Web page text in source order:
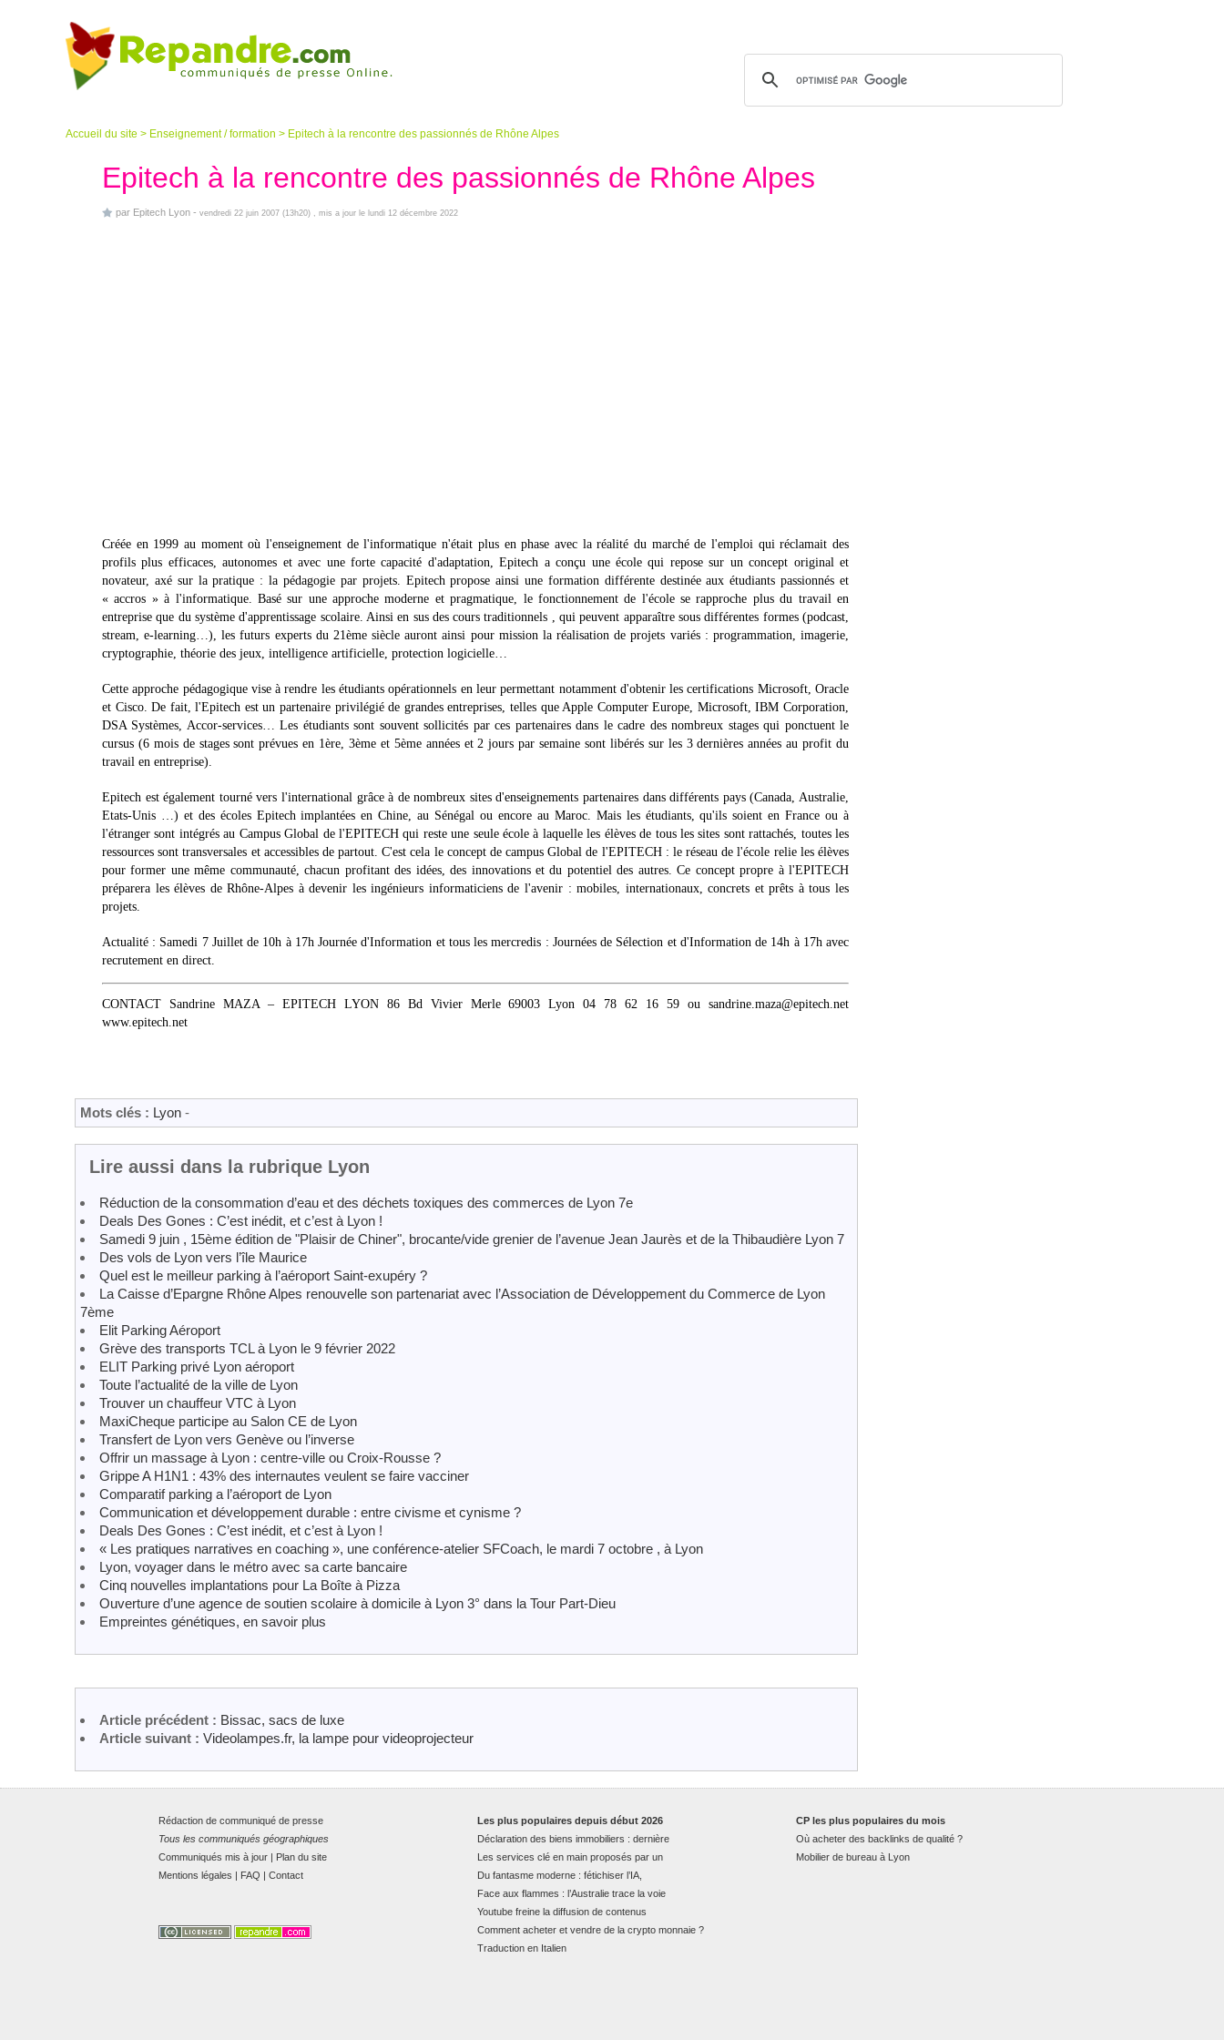
Accueil du site > Enseignement / formation > Epitech à la rencontre des passionnés de Rhône Alpes
Epitech à la rencontre des passionnés de Rhône Alpes
par Epitech Lyon - vendredi 22 juin 2007 (13h20) , mis a jour le lundi 12 décembre 2022
Créée en 1999 au moment où l'enseignement de l'informatique n'était plus en phase avec la réalité du marché de l'emploi qui réclamait des
profils plus efficaces, autonomes et avec une forte capacité d'adaptation, Epitech a conçu une école qui repose sur un concept original et
novateur, axé sur la pratique : la pédagogie par projets. Epitech propose ainsi une formation différente destinée aux étudiants passionnés et
« accros » à l'informatique. Basé sur une approche moderne et pragmatique, le fonctionnement de l'école se rapproche plus du travail en
entreprise que du système d'apprentissage scolaire. Ainsi en sus des cours traditionnels , qui peuvent apparaître sous différentes formes (podcast,
stream, e-learning…), les futurs experts du 21ème siècle auront ainsi pour mission la réalisation de projets variés : programmation, imagerie,
cryptographie, théorie des jeux, intelligence artificielle, protection logicielle…
Cette approche pédagogique vise à rendre les étudiants opérationnels en leur permettant notamment d'obtenir les certifications Microsoft, Oracle
et Cisco. De fait, l'Epitech est un partenaire privilégié de grandes entreprises, telles que Apple Computer Europe, Microsoft, IBM Corporation,
DSA Systèmes, Accor-services… Les étudiants sont souvent sollicités par ces partenaires dans le cadre des nombreux stages qui ponctuent le
cursus (6 mois de stages sont prévues en 1ère, 3ème et 5ème années et 2 jours par semaine sont libérés sur les 3 dernières années au profit du
travail en entreprise).
Epitech est également tourné vers l'international grâce à de nombreux sites d'enseignements partenaires dans différents pays (Canada, Australie,
Etats-Unis …) et des écoles Epitech implantées en Chine, au Sénégal ou encore au Maroc. Mais les étudiants, qu'ils soient en France ou à
l'étranger sont intégrés au Campus Global de l'EPITECH qui reste une seule école à laquelle les élèves de tous les sites sont rattachés, toutes les
ressources sont transversales et accessibles de partout. C'est cela le concept de campus Global de l'EPITECH : le réseau de l'école relie les élèves
pour former une même communauté, chacun profitant des idées, des innovations et du potentiel des autres. Ce concept propre à l'EPITECH
préparera les élèves de Rhône-Alpes à devenir les ingénieurs informaticiens de l'avenir : mobiles, internationaux, concrets et prêts à tous les
projets.
Actualité : Samedi 7 Juillet de 10h à 17h Journée d'Information et tous les mercredis : Journées de Sélection et d'Information de 14h à 17h avec
recrutement en direct.
CONTACT Sandrine MAZA – EPITECH LYON 86 Bd Vivier Merle 69003 Lyon 04 78 62 16 59 ou sandrine.maza@epitech.net
www.epitech.net
Mots clés : Lyon -
Lire aussi dans la rubrique Lyon
Réduction de la consommation d’eau et des déchets toxiques des commerces de Lyon 7e
Deals Des Gones : C’est inédit, et c’est à Lyon !
Samedi 9 juin , 15ème édition de "Plaisir de Chiner", brocante/vide grenier de l’avenue Jean Jaurès et de la Thibaudière Lyon 7
Des vols de Lyon vers l’île Maurice
Quel est le meilleur parking à l’aéroport Saint-exupéry ?
La Caisse d’Epargne Rhône Alpes renouvelle son partenariat avec l’Association de Développement du Commerce de Lyon
7ème
Elit Parking Aéroport
Grève des transports TCL à Lyon le 9 février 2022
ELIT Parking privé Lyon aéroport
Toute l’actualité de la ville de Lyon
Trouver un chauffeur VTC à Lyon
MaxiCheque participe au Salon CE de Lyon
Transfert de Lyon vers Genève ou l’inverse
Offrir un massage à Lyon : centre-ville ou Croix-Rousse ?
Grippe A H1N1 : 43% des internautes veulent se faire vacciner
Comparatif parking a l’aéroport de Lyon
Communication et développement durable : entre civisme et cynisme ?
Deals Des Gones : C’est inédit, et c’est à Lyon !
« Les pratiques narratives en coaching », une conférence-atelier SFCoach, le mardi 7 octobre , à Lyon
Lyon, voyager dans le métro avec sa carte bancaire
Cinq nouvelles implantations pour La Boîte à Pizza
Ouverture d’une agence de soutien scolaire à domicile à Lyon 3° dans la Tour Part-Dieu
Empreintes génétiques, en savoir plus
Article précédent : Bissac, sacs de luxe
Article suivant : Videolampes.fr, la lampe pour videoprojecteur
Rédaction de communiqué de presse
Tous les communiqués géographiques
Communiqués mis à jour | Plan du site
Mentions légales | FAQ | Contact
CP les plus populaires du mois
Où acheter des backlinks de qualité ?
Mobilier de bureau à Lyon
Les plus populaires depuis début 2026
Déclaration des biens immobiliers : dernière
Les services clé en main proposés par un
Du fantasme moderne : fétichiser l’IA,
Face aux flammes : l’Australie trace la voie
Youtube freine la diffusion de contenus
Comment acheter et vendre de la crypto monnaie ?
Traduction en Italien